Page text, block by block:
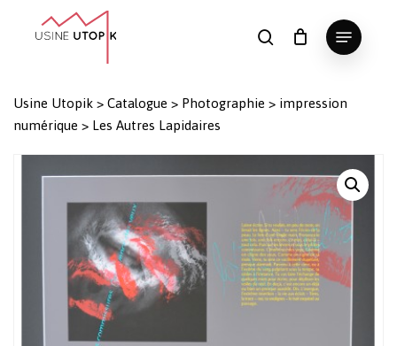
search
Menu
Panier Fermer
le
Usine Utopik > Catalogue > Photographie > impression
numérique > Les Autres Lapidaires
Close